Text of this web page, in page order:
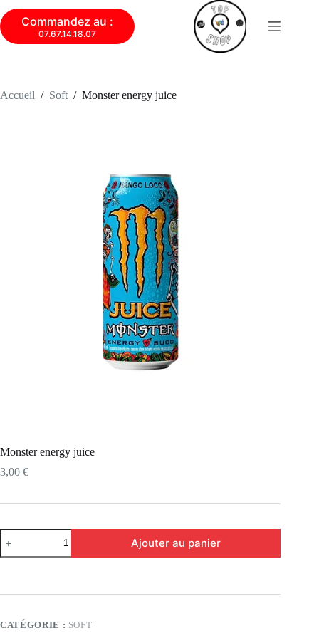
Commandez au :
07.67.14.18.07
Accueil / Soft / Monster energy juice
Monster energy juice
3,00 €
Ajouter au panier
CATÉGORIE : SOFT